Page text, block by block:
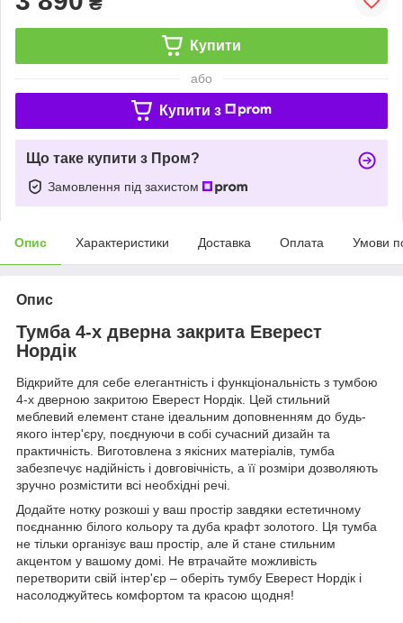
Купити
або
Купити з
Що таке купити з Пром?
Замовлення під захистом
Опис Характеристики Доставка Оплата Умови
Опис
Тумба 4-х дверна закрита Еверест
Нордік
Відкрийте для себе елегантність і функціональність з тумбою
4-х дверною закритою Еверест Нордік. Цей стильний
меблевий елемент стане ідеальним доповненням до будь-
якого інтер'єру, поєднуючи в собі сучасний дизайн та
практичність. Виготовлена з якісних матеріалів, тумба
забезпечує надійність і довговічність, а її розміри дозволяють
зручно розмістити всі необхідні речі.
Додайте нотку розкоші у ваш простір завдяки естетичному
поєднанню білого кольору та дуба крафт золотого. Ця тумба
не тільки організує ваш простір, але й стане стильним
акцентом у вашому домі. Не втрачайте можливість
перетворити свій інтер'єр – оберіть тумбу Еверест Нордік і
насолоджуйтесь комфортом та красою щодня!